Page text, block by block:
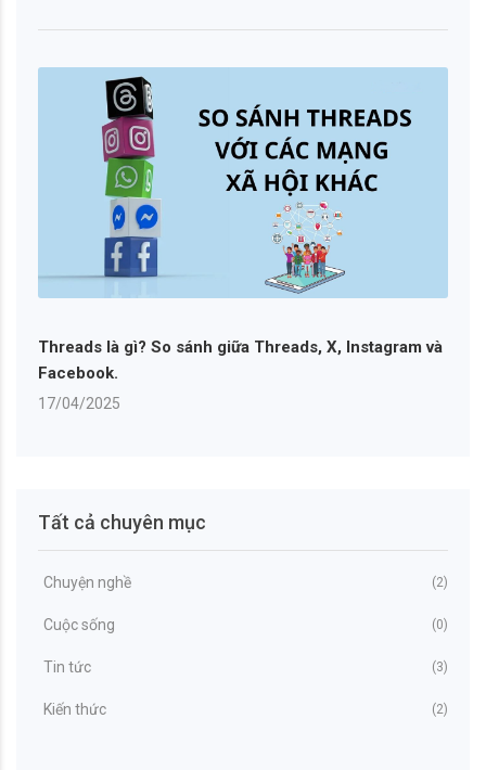
Threads là gì? So sánh giữa Threads, X, Instagram và
Facebook.
17/04/2025
Tất cả chuyên mục
Chuyện nghề (2)
Cuộc sống (0)
Tin tức (3)
Kiến thức (2)